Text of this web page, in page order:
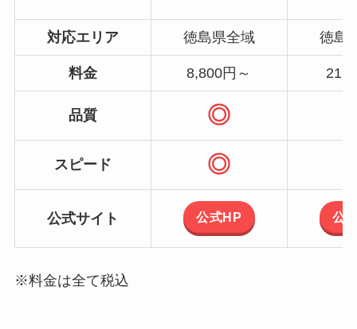
対応エリア 徳島県全域 徳島
料金 8,800円～
品質 ◎
スピード ◎
公式サイト 公式HP 公
※料金は全て税込